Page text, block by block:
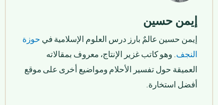
إيمن حسين
إيمن حسين عالمٌ بارز درس العلوم الإسلامية في حوزة
النجف. وهو كاتب غزير الإنتاج، معروف بمقالاته
العميقة حول تفسير الأحلام ومواضيع أخرى على موقع
أفضل استخارة.